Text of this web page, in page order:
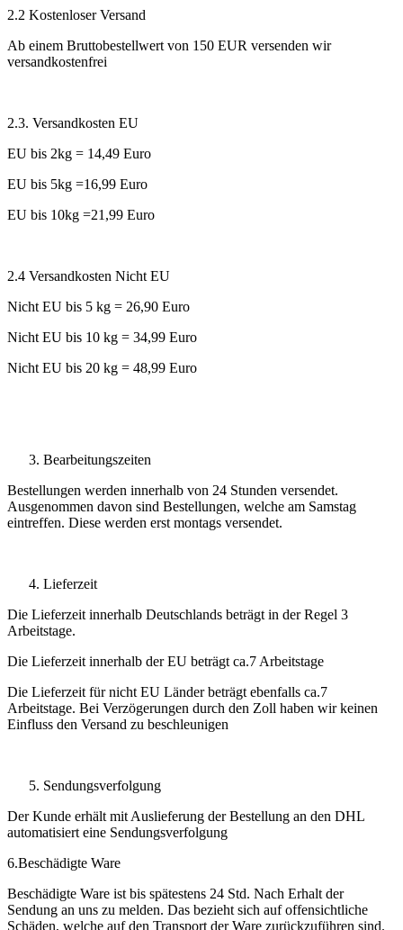
2.2 Kostenloser Versand
Ab einem Bruttobestellwert von 150 EUR versenden wir
versandkostenfrei
2.3. Versandkosten EU
EU bis 2kg = 14,49 Euro
EU bis 5kg =16,99 Euro
EU bis 10kg =21,99 Euro
2.4 Versandkosten Nicht EU
Nicht EU bis 5 kg = 26,90 Euro
Nicht EU bis 10 kg = 34,99 Euro
Nicht EU bis 20 kg = 48,99 Euro
Bearbeitungszeiten
Bestellungen werden innerhalb von 24 Stunden versendet.
Ausgenommen davon sind Bestellungen, welche am Samstag
eintreffen. Diese werden erst montags versendet.
Lieferzeit
Die Lieferzeit innerhalb Deutschlands beträgt in der Regel 3
Arbeitstage.
Die Lieferzeit innerhalb der EU beträgt ca.7 Arbeitstage
Die Lieferzeit für nicht EU Länder beträgt ebenfalls ca.7
Arbeitstage. Bei Verzögerungen durch den Zoll haben wir keinen
Einfluss den Versand zu beschleunigen
Sendungsverfolgung
Der Kunde erhält mit Auslieferung der Bestellung an den DHL
automatisiert eine Sendungsverfolgung
6.Beschädigte Ware
Beschädigte Ware ist bis spätestens 24 Std. Nach Erhalt der
Sendung an uns zu melden. Das bezieht sich auf offensichtliche
Schäden, welche auf den Transport der Ware zurückzuführen sind.